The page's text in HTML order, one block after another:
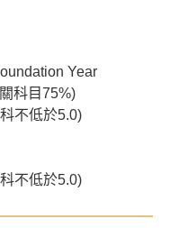
Year
科目75%)
不低於5.0)
不低於5.0)